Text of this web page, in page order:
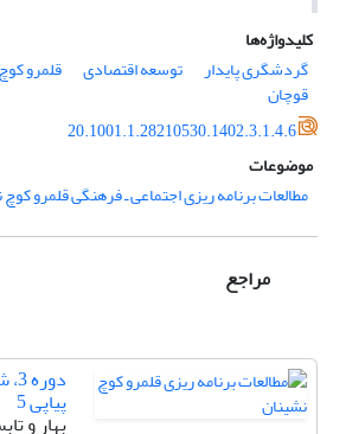
کلیدواژه‌ها
گردشگری پایدار
توسعه اقتصادی قلمرو
قوچان
20.1001.1.28210530.1402.3.1.4.6
موضوعات
مطالعات برنامه ریزی اجتماعی ـ فرهنگی قلمرو
مراجع
پیاپی 5
بهار و